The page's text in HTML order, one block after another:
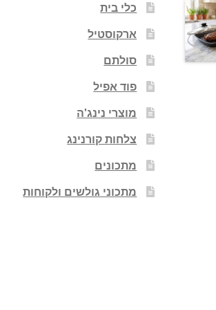
כלי בית
ארקוסטיל
סולתם
פוד אפיל
מוצרי נינג'ה
צלחות קורנינג
מתכונים
מתכוני גולשים ולקוחות